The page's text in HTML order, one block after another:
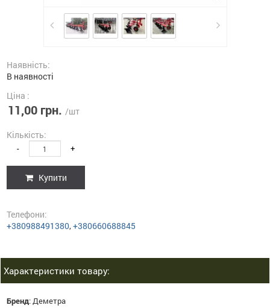
Наявність:
В наявності
Ціна :
11,00 грн. /шт
Кількість:
- +
Купити
Телефони:
+380988491380,+380660688845
Характеристики товару:
Бренд:Деметра